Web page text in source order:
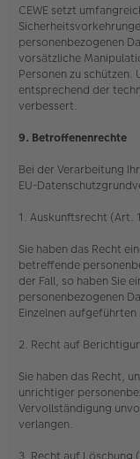
CEWE setzt
personenbezogenen
vorsätzliche
Personen zu schützen.
entsprechend der
verbessert.
9. Betroffenenrechte
Bei der Verarbeitung
EU-
1. Auskunftsrecht (Art.
Sie haben das Recht
betreffende
der Fall, so haben Sie
personenbezogenen
Einzelnen
2. Recht auf
Sie haben das Recht,
unrichtiger
Vervollständigung
verlangen.
3. Recht auf Löschung